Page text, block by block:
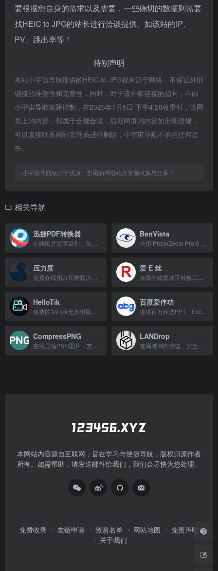
要根据您自身的需求以及需要，一些确切的数据则需要
找HEIC to JPG的站长进行洽谈提供。如该站的IP、
PV、跳出率等！
特别声明
本站小宇宙导航提供的HEIC to JPG都来源于网络，不保证外部
链接的准确性和完整性，同时，对于该外部链接的指向，不由
小宇宙导航实际控制，在2026年7月5日 下午4:28收录时，该网
页上的内容，都属于合规合法，后期网页的内容如出现违规，
可以直接联系网站管理员进行删除，小宇宙导航不承担任何责
任。
小宇宙导航致力于优质、实用的网络站点资源收集与分享！
相关导航
迅捷PDF转换器 BenVista
压力度 爱 E 丝
HelloTik 百度爱伴功
CompressPNG LANDrop
本网站内容源自互联网，旨在学习与便捷导航，版权归原作者
所有。如需帮助，请发送邮件给我们，我们会尽快为您处理。
免费收录 友链申请 致谢名单 网站地图
免责声明
关于我们